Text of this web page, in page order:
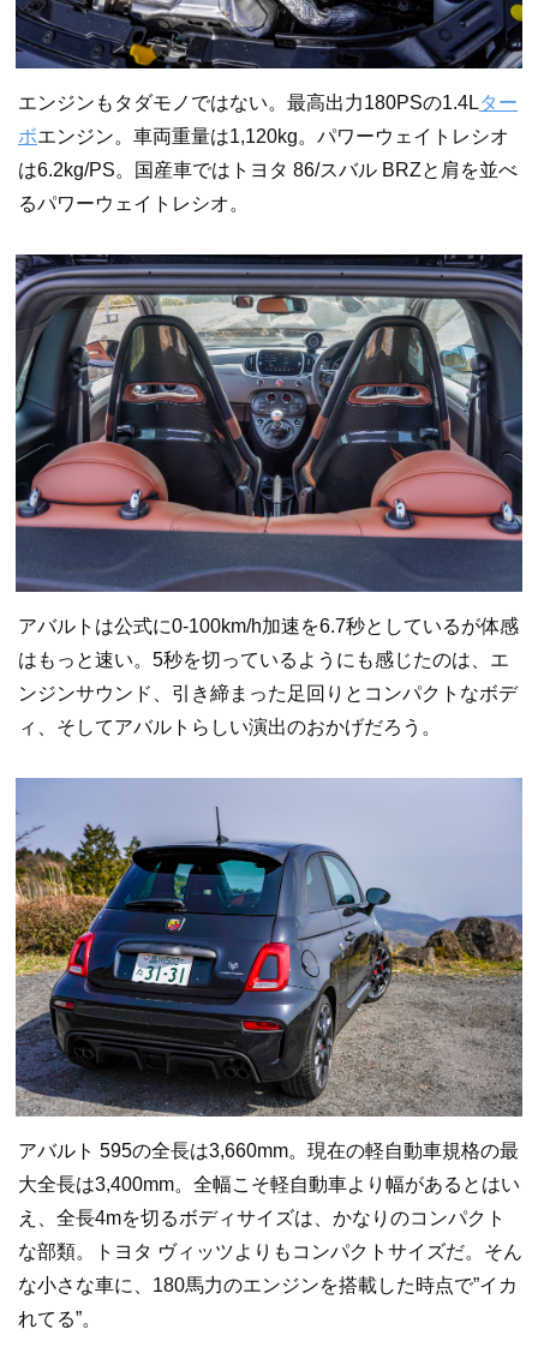
エンジンもタダモノではない。最高出力180PSの1.4Lター
ボエンジン。車両重量は1,120kg。パワーウェイトレシオ
は6.2kg/PS。国産車ではトヨタ 86/スバル BRZと肩を並べ
るパワーウェイトレシオ。
アバルトは公式に0-100km/h加速を6.7秒としているが体感
はもっと速い。5秒を切っているようにも感じたのは、エ
ンジンサウンド、引き締まった足回りとコンパクトなボデ
ィ、そしてアバルトらしい演出のおかげだろう。
アバルト 595の全長は3,660mm。現在の軽自動車規格の最
大全長は3,400mm。全幅こそ軽自動車より幅があるとはい
え、全長4mを切るボディサイズは、かなりのコンパクト
な部類。トヨタ ヴィッツよりもコンパクトサイズだ。そん
な小さな車に、180馬力のエンジンを搭載した時点で”イカ
れてる”。